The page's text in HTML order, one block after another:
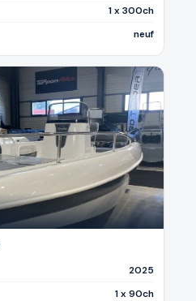
1 x 300ch
neuf
2025
1 x 90ch